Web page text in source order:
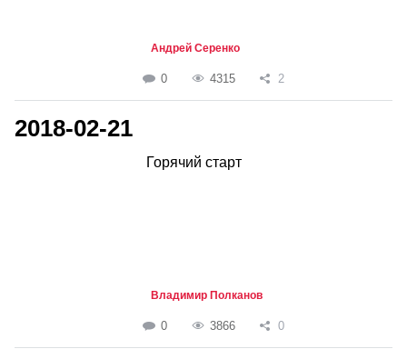
Андрей Серенко
0 4315 2
2018-02-21
Горячий старт
Владимир Полканов
0 3866 0